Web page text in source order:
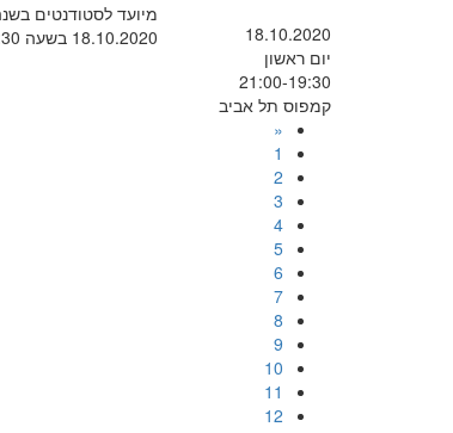
18.10.2020
יום ראשון
21:00-19:30
קמפוס תל אביב
מיועד לסטודנטים
18.10.2020 בשעה 21:00-19:30
«
1
2
3
4
5
6
7
8
9
10
11
12